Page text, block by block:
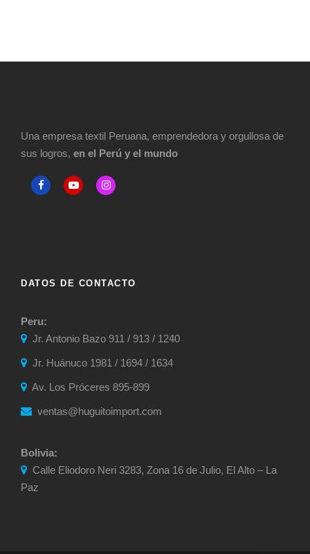
Una empresa textil Peruana, emprendedora y orgullosa de
sus logros, en el Perú y el mundo
DATOS DE CONTACTO
Peru:
Jr. Antonio Bazo 911 / 913 / 1240
Jr. Huánuco 1981 / 1694 / 1634
Av. Los Próceres 895-899
ventas@huguitoimport.com
Bolivia:
Calle Eliodoro Neri 3283, Zona 16 de Julio, El Alto – La
Paz